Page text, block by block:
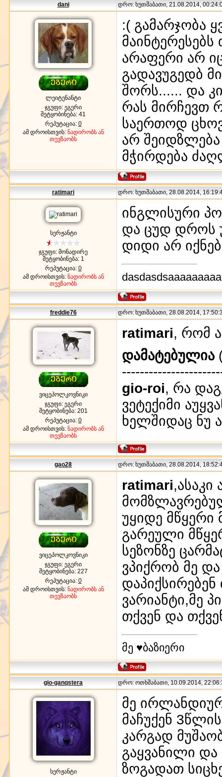
dani დრო: ხუთშაბათი, 21.08.2014,
ლეიტენანტი
ჯგუფი: ეგერი
შეტყობინება: 41
რეპუტაცია: 0
ამ დროისთვის: ნადირობს ან
თევზაობს
:( გამარჯობა
არაფერი არ
გადავუგედბ
შორს...... და
რას მირჩევთ
საერთოდ
არ შეიდზლება
მჭირდება
ratimari დრო: ხუთშაბათი, 28.08.2014,
სერჟანტი
ჯგუფი: მონადირე
შეტყობინება: 1
რეპუტაცია: 0
ამ დროისთვის: ნადირობს ან
თევზაობს
ინგლისური
და ცუდ დროს
დიდი არ
freddie76 დრო: ხუთშაბათი, 28.08.2014,
ვიცეპოლკოვნიკი
ჯგუფი: ეგერი
შეტყობინება: 201
რეპუტაცია: 0
ამ დროისთვის: ნადირობს ან
თევზაობს
ratimari, რომ
დამატებულია
gio-roi, რა
ვეტექიმი
ხელშიდაც ნუ
gao28 დრო: ხუთშაბათი, 28.08.2014,
ვიცეპოლკოვნიკი
ჯგუფი: ეგერი
შეტყობინება: 227
რეპუტაცია: 0
ამ დროისთვის: ნადირობს ან
თევზაობს
ratimari,ასაკი
უყიდე მწყერი
გარეული
სეზონზე
ვპიქრობ მე
დაპიქსირებენ
ვარიანტი,მე
თქვენ და
მე ♥ბაზიერი
gio-ganqstera დრო: ოთხშაბათი, 10.09.2014,
სერჟანტი
მე
მაჩუქენ
კარგად
გაყვანილი და
ზოგადათ